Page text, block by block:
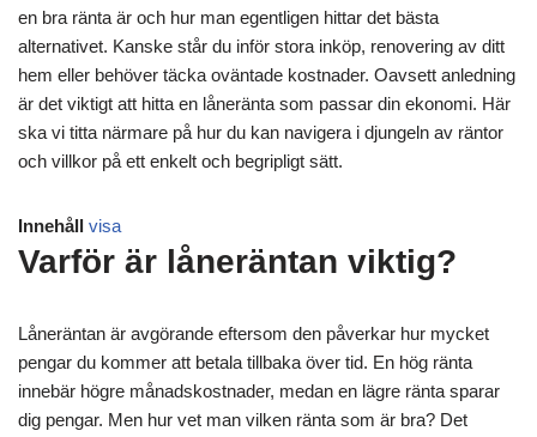
en bra ränta är och hur man egentligen hittar det bästa
alternativet. Kanske står du inför stora inköp, renovering av ditt
hem eller behöver täcka oväntade kostnader. Oavsett anledning
är det viktigt att hitta en låneränta som passar din ekonomi. Här
ska vi titta närmare på hur du kan navigera i djungeln av räntor
och villkor på ett enkelt och begripligt sätt.
Innehåll visa
Varför är låneräntan viktig?
Låneräntan är avgörande eftersom den påverkar hur mycket
pengar du kommer att betala tillbaka över tid. En hög ränta
innebär högre månadskostnader, medan en lägre ränta sparar
dig pengar. Men hur vet man vilken ränta som är bra? Det